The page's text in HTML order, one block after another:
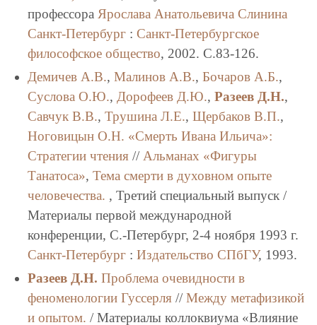
профессора Ярослава Анатольевича Слинина
Санкт-Петербург: Санкт-Петербургское
философское общество, 2002. C.83-126.
Демичев А.В., Малинов А.В., Бочаров А.Б.,
Суслова О.Ю., Дорофеев Д.Ю., Разеев Д.Н.,
Савчук В.В., Трушина Л.Е., Щербаков В.П.,
Ноговицын О.Н. «Смерть Ивана Ильича»:
Стратегии чтения// Альманах «Фигуры
Танатоса», Тема смерти в духовном опыте
человечества. , Третий специальный выпуск /
Материалы первой международной
конференции, С.-Петербург, 2-4 ноября 1993 г.
Санкт-Петербург: Издательство СПбГУ, 1993.
Разеев Д.Н. Проблема очевидности в
феноменологии Гуссерля// Между метафизикой
и опытом. / Материалы коллоквиума «Влияние